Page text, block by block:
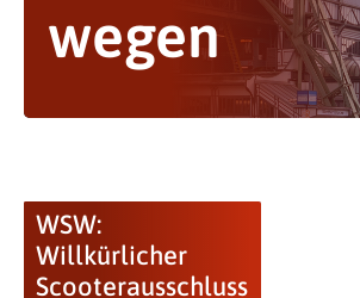
wegen
WSW:
Willkürlicher
Scooterausschluss